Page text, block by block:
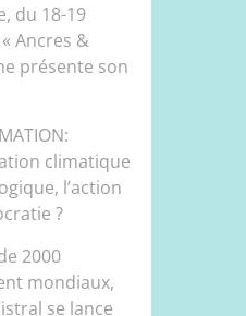
du 18-19
Ancres &
présente son
climatique
l’action
?
2000
mondiaux,
se lance